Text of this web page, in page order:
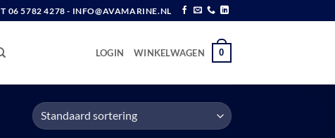
T 06 5782 4278 - INFO@AVAMARINE.NL
LOGIN WINKELWAGEN 0